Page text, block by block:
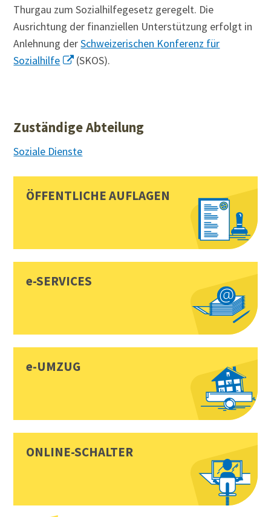
Thurgau zum Sozialhilfegesetz geregelt. Die
Ausrichtung der finanziellen Unterstützung erfolgt in
Anlehnung derSchweizerischen Konferenz für
Sozialhilfe
(SKOS).
Zuständige Abteilung
Soziale Dienste
Sidebar
Toplinks
ÖFFENTLICHE AUFLAGEN
e-SERVICES
e-UMZUG
ONLINE-SCHALTER